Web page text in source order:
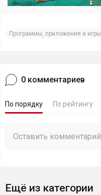
Программы, приложения и игры
0 комментариев
По порядку По рейтингу
Ещё из категории